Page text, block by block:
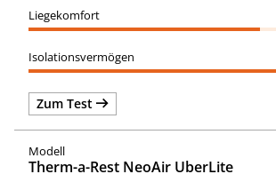
Zum Test
Therm-a-Rest NeoAir UberLite